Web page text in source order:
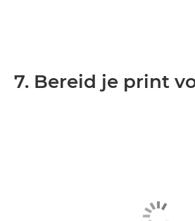
7. Bereid je print